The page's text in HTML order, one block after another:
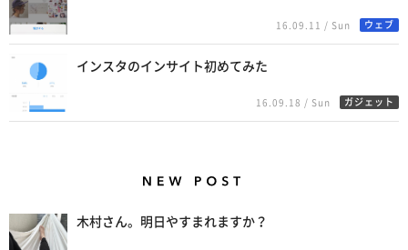
16.09.11 / Sun ウェブ
インスタのインサイト初めてみた
16.09.18 / Sun ガジェット
木村さん。明日やすまれますか？